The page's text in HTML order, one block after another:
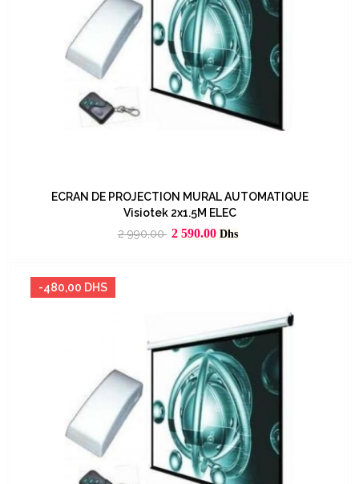
ECRAN DE PROJECTION MURAL AUTOMATIQUE
Visiotek 2x1.5M ELEC
Prix
2 990,00 Prix
2 590.00 Dhs
-480,00 DHS